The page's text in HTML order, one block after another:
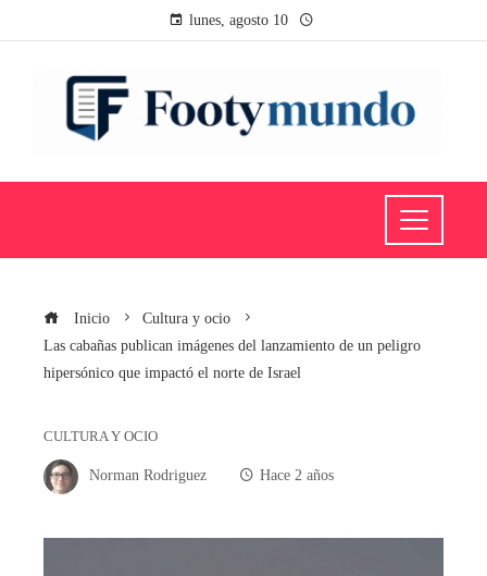
lunes, agosto 10
Inicio
Cultura y ocio
Las cabañas publican imágenes del lanzamiento de un peligro
hipersónico que impactó el norte de Israel
CULTURA Y OCIO
Norman Rodriguez Hace 2 años